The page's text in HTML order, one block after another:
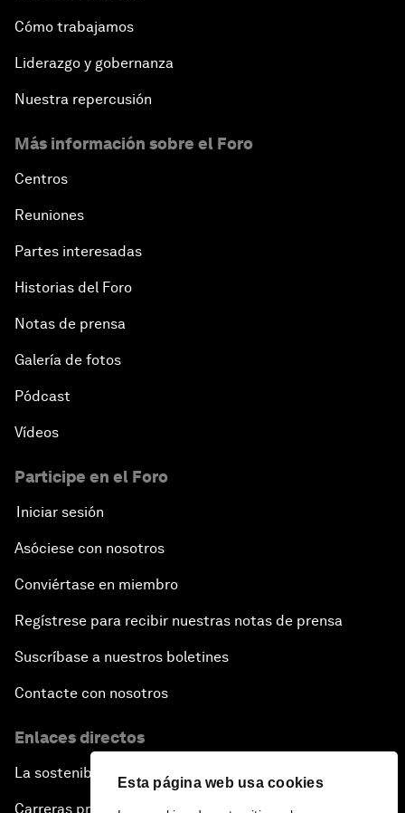
Esta página web usa cookies
Cómo trabajamos
Liderazgo y gobernanza
Nuestra repercusión
Más información sobre el Foro
Centros
Reuniones
Partes interesadas
Historias del Foro
Notas de prensa
Galería de fotos
Pódcast
Vídeos
Participe en el Foro
Iniciar sesión
Asóciese con nosotros
Conviértase en miembro
Regístrese para recibir nuestras notas de prensa
Suscríbase a nuestros boletines
Contacte con nosotros
Enlaces directos
La sostenibilidad en el Foro
Carreras profesionales